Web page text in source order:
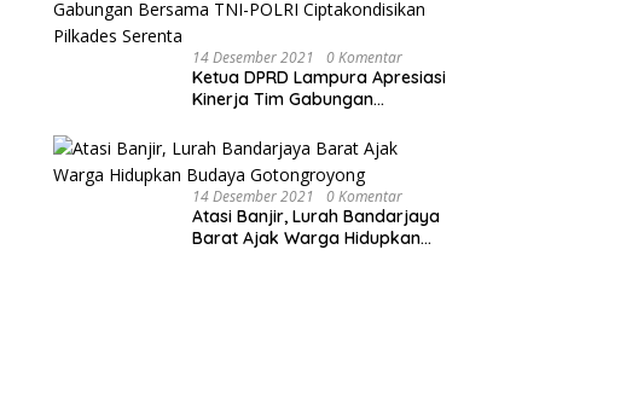
14 Desember 2021 0 Komentar
Ketua DPRD Lampura Apresiasi
Kinerja Tim Gabungan
Ciptakondisikan Pilkades
Serenta
14 Desember 2021 0 Komentar
Atasi Banjir, Lurah Bandarjaya
Barat Ajak Warga Hidupkan